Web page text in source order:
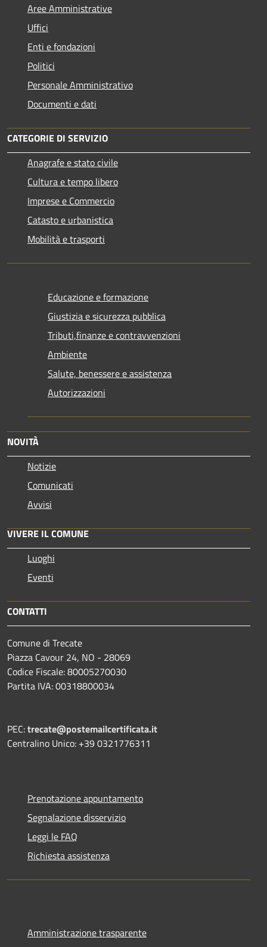
Aree Amministrative
Uffici
Enti e fondazioni
Politici
Personale Amministrativo
Documenti e dati
CATEGORIE DI SERVIZIO
Anagrafe e stato civile
Cultura e tempo libero
Imprese e Commercio
Catasto e urbanistica
Mobilità e trasporti
Educazione e formazione
Giustizia e sicurezza pubblica
Tributi,finanze e contravvenzioni
Ambiente
Salute, benessere e assistenza
Autorizzazioni
NOVITÀ
Notizie
Comunicati
Avvisi
VIVERE IL COMUNE
Luoghi
Eventi
CONTATTI
Comune di Trecate
Piazza Cavour 24, NO - 28069
Codice Fiscale: 80005270030
Partita IVA: 00318800034
PEC:trecate@postemailcertificata.it
Centralino Unico: +39 0321776311
Prenotazione appuntamento
Segnalazione disservizio
Leggi le FAQ
Richiesta assistenza
Amministrazione trasparente